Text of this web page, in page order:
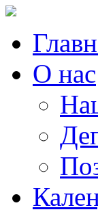
О нас